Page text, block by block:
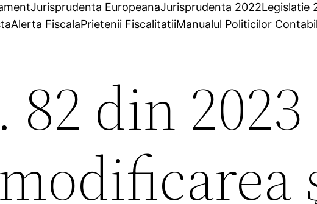
Jurisprudenta EuropeanaJurisprudenta 2022Legislatie
Alerta FiscalaPrietenii FiscalitatiiManualul Politicilor
82 din 2023